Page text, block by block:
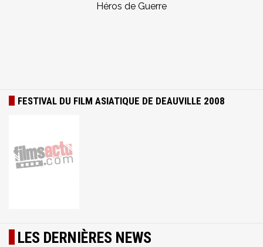
Héros de Guerre
FESTIVAL DU FILM ASIATIQUE DE DEAUVILLE 2008
LES DERNIÈRES NEWS